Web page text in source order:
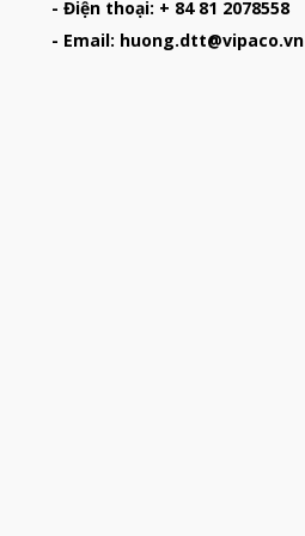
- Điện thoại: + 84 81 2078558
- Email: huong.dtt@vipaco.vn